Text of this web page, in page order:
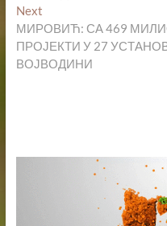
NextNext
post:
МИРОВИЋ: СА 469
ПРОЈЕКТИ У 27
ВОЈВОДИНИ